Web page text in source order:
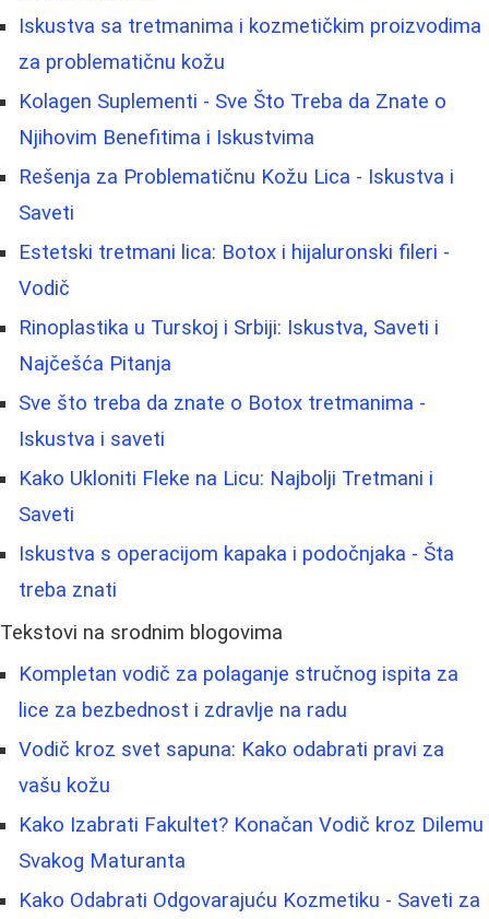
Iskustva sa tretmanima i kozmetičkim proizvodima
za problematičnu kožu
Kolagen Suplementi - Sve Što Treba da Znate o
Njihovim Benefitima i Iskustvima
Rešenja za Problematičnu Kožu Lica - Iskustva i
Saveti
Estetski tretmani lica: Botox i hijaluronski fileri -
Vodič
Rinoplastika u Turskoj i Srbiji: Iskustva, Saveti i
Najčešća Pitanja
Sve što treba da znate o Botox tretmanima -
Iskustva i saveti
Kako Ukloniti Fleke na Licu: Najbolji Tretmani i
Saveti
Iskustva s operacijom kapaka i podočnjaka - Šta
treba znati
Tekstovi na srodnim blogovima
Kompletan vodič za polaganje stručnog ispita za
lice za bezbednost i zdravlje na radu
Vodič kroz svet sapuna: Kako odabrati pravi za
vašu kožu
Kako Izabrati Fakultet? Konačan Vodič kroz Dilemu
Svakog Maturanta
Kako Odabrati Odgovarajuću Kozmetiku - Saveti za